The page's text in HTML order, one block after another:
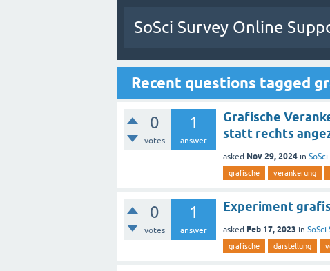
SoSci Survey Online
Recent questions tagged
0
votes
1
answer
Grafische
statt rechts
asked Nov 29, 2024 in
grafische verankerung
0
votes
1
answer
Experiment
asked Feb 17, 2023 in SoSci
grafische darstellung